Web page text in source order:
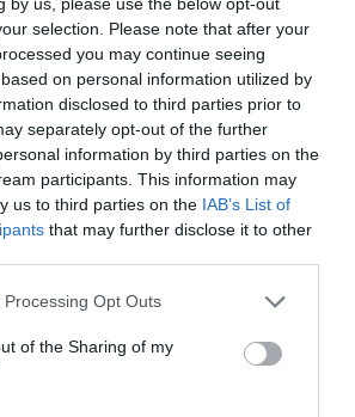
selection. Please note that after your
you may continue seeing
on personal information utilized by
disclosed to third parties prior to
separately opt-out of the further
information by third parties on the
participants. This information may
us to third parties on the IAB’s List of
that may further disclose it to other
Opt Outs
of the Sharing of my
que no, que entre promover a un
la cantera o fichar a otro